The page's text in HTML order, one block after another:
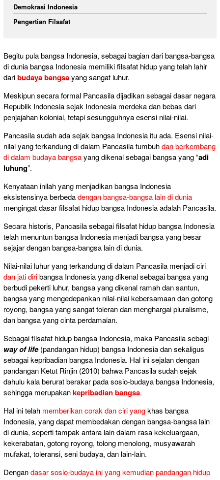
Demokrasi Indonesia
Pengertian Filsafat
Begitu pula bangsa Indonesia, sebagai bagian dari bangsa-bangsa
di dunia bangsa Indonesia memiliki filsafat hidup yang telah lahir
daribudaya bangsayang sangat luhur.
Meskipun secara formal Pancasila dijadikan sebagai dasar negara
Republik Indonesia sejak Indonesia merdeka dan bebas dari
penjajahan kolonial, tetapi sesungguhnya esensi nilai-nilai.
Pancasila sudah ada sejak bangsa Indonesia itu ada. Esensi nilai-
nilai yang terkandung di dalam Pancasila tumbuhdan berkembang
di dalam budaya bangsayang dikenal sebagai bangsa yang “adi
luhung”.
Kenyataan inilah yang menjadikan bangsa Indonesia
eksistensinya berbedadengan bangsa-bangsa lain di dunia
mengingat dasar filsafat hidup bangsa Indonesia adalah Pancasila.
Secara historis, Pancasila sebagai filsafat hidup bangsa Indonesia
telah menuntun bangsa Indonesia menjadi bangsa yang besar
sejajar dengan bangsa-bangsa lain di dunia.
Nilai-nilai luhur yang terkandung di dalam Pancasila menjadi ciri
dan jati diribangsa Indonesia yang dikenal sebagai bangsa yang
berbudi pekerti luhur, bangsa yang dikenal ramah dan santun,
bangsa yang mengedepankan nilai-nilai kebersamaan dan gotong
royong, bangsa yang sangat toleran dan menghargai pluralisme,
dan bangsa yang cinta perdamaian.
Sebagai filsafat hidup bangsa Indonesia, maka Pancasila sebagi
way of life(pandangan hidup) bangsa Indonesia dan sekaligus
sebagai kepribadian bangsa Indonesia. Hal ini sejalan dengan
pandangan Ketut Rinjin (2010) bahwa Pancasila sudah sejak
dahulu kala berurat berakar pada sosio-budaya bangsa Indonesia,
sehingga merupakankepribadian bangsa.
Hal ini telah memberikan corak dan ciri yangkhas bangsa
Indonesia, yang dapat membedakan dengan bangsa-bangsa lain
di dunia, seperti tampak antara lain dalam rasa kekeluargaan,
kekerabatan, gotong royong, tolong menolong, musyawarah
mufakat, toleransi, seni budaya, dan lain-lain.
Dengandasar sosio-budaya ini yang kemudian pandangan hidup